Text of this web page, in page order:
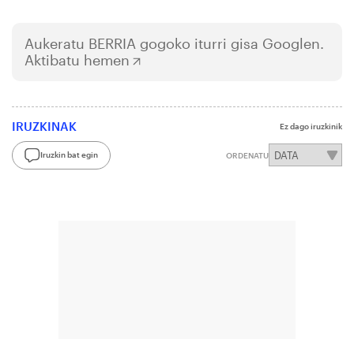
Aukeratu BERRIA gogoko iturri gisa Googlen.
Aktibatu hemen
IRUZKINAK Ez dago iruzkinik
Iruzkin bat egin ORDENATU